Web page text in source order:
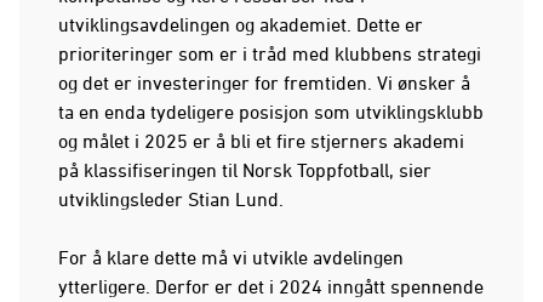
utviklingsavdelingen og akademiet. Dette er
prioriteringer som er i tråd med klubbens strategi
og det er investeringer for fremtiden. Vi ønsker å
ta en enda tydeligere posisjon som utviklingsklubb
og målet i 2025 er å bli et fire stjerners akademi
på klassifiseringen til Norsk Toppfotball, sier
utviklingsleder Stian Lund.
For å klare dette må vi utvikle avdelingen
ytterligere. Derfor er det i 2024 inngått spennende